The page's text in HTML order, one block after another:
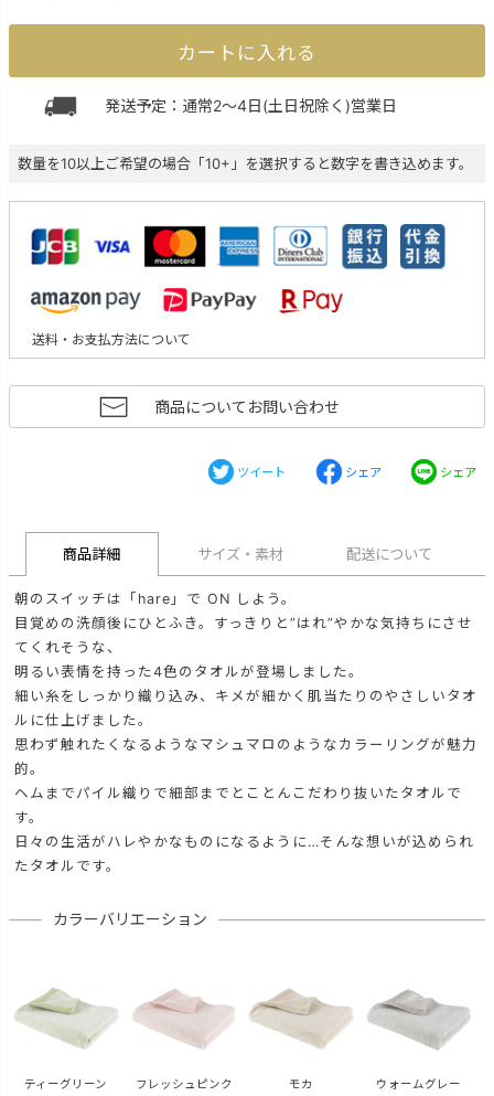
カートに入れる
発送予定：通常2～4日(土日祝除く)営業日
数量を10以上ご希望の場合「10+」を選択すると数字を書き込めます。
送料・お支払方法について
商品についてお問い合わせ
ツイート シェア シェア
商品詳細 サイズ・素材 配送について
朝のスイッチは「hare」で ON しよう。
目覚めの洗顔後にひとふき。すっきりと”はれ”やかな気持ちにさせ
てくれそうな、
明るい表情を持った4色のタオルが登場しました。
細い糸をしっかり織り込み、キメが細かく肌当たりのやさしいタオ
ルに仕上げました。
思わず触れたくなるようなマシュマロのようなカラーリングが魅力
的。
ヘムまでパイル織りで細部までとことんこだわり抜いたタオルで
す。
日々の生活がハレやかなものになるように…そんな想いが込められ
たタオルです。
カラーバリエーション
ティーグリーン フレッシュピンク モカ ウォームグレー